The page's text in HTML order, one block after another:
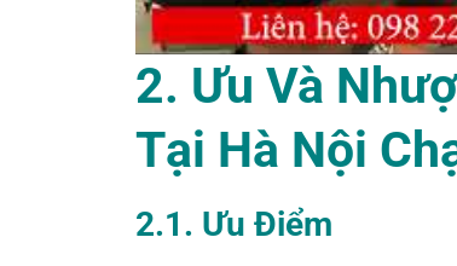
2. Ưu Và
Tại Hà Nội
2.1. Ưu Điểm